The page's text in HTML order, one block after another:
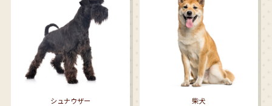
シュナウザー 柴犬